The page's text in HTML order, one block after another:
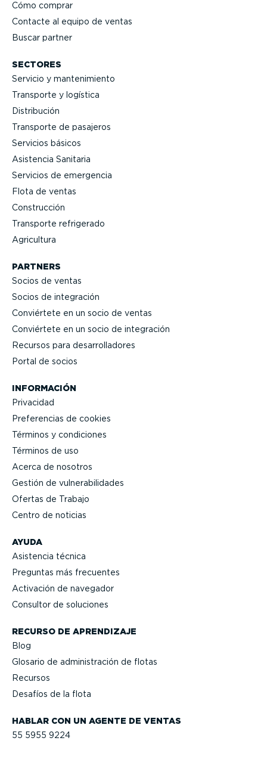
Cómo comprar
Contacte al equipo de ventas
Buscar partner
SECTORES
Servicio y mante­ni­miento
Transporte y logística
Distri­bución
Transporte de pasajeros
Servicios básicos
Asistencia Sanitaria
Servicios de emergencia
Flota de ventas
Construcción
Transporte refrigerado
Agricultura
HABLAR CON UN AGENTE DE VENTAS
55 5955 9224
AYUDA
Asistencia técnica
Preguntas más frecuentes
Activación de navegador
Consultor de soluciones
RECURSO DE APRENDIZAJE
Blog
Glosario de adminis­tración de flotas
Recursos
Desafíos de la flota
PARTNERS
Socios de ventas
Socios de integración
Conviértete en un socio de ventas
Conviértete en un socio de integración
Recursos para desarro­lla­dores
Portal de socios
INFORMACIÓN
Privacidad
Prefe­rencias de cookies
Términos y condiciones
Términos de uso
Acerca de nosotros
Gestión de vulne­ra­bi­li­dades
Ofertas de Trabajo
Centro de noticias